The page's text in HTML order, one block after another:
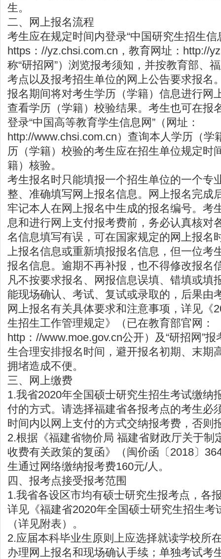
生。
二、网上报名流程
考生应在规定时间内登录“中国研究生招生信
https：//yz.chsi.com.cn，教育网址： http://
称“研招网”）浏览报考须知，并按教育部、
考点以及报考招生单位的网上公告要求报名
报名期间将对考生学历（学籍）信息进行网
查看学历（学籍）校验结果。考生也可在报
登录“中国高等教育学生信息网”（网址：
http://www.chsi.com.cn）查询本人学历（学
历（学籍）校验的考生应在招生单位规定时
籍）核验。
考生报名时只能填报一个招生单位的一个专
整、准确填写网上报名信息。网上报名完成
牢记本人在网上报名中生成的报名编号。考
息和进行网上支付报考费前，务必认真核对
名信息填写有误，可在国家规定的网上报名
上报名信息或重新填报报名信息，但一位考
报名信息。逾期不再补报，也不得修改报名
凡不按要求报名、网报信息误填、错填或填
能现场确认、考试、复试或录取的，后果由
网上报名有关具体要求和注意事项，详见《
生招生工作管理规定》（已在教育部官网：
http：//www.moe.gov.cn公开）及“研招网”
生合理安排报名时间，避开报名初期、末期
拥堵造成不便。
三、网上缴费
1.我省2020年全国硕士研究生招生考试缴纳
付的方式。请选择福建省各报考点的考生必
时间内以网上支付的方式交纳报考费，否则
2.根据《福建省物价局 福建省财政厅关于制
收费有关政策的复函》（闽价函〔2018〕
生通过网络缴纳报考费160元/人。
四、报考点接受报考范围
1.我省各设区市均有硕士研究生报考点，各
详见《福建省2020年全国硕士研究生招生考
（详见附表）。
2.应届本科毕业生原则上应选择就读学校所
办理网上报名和现场确认手续；单独考试考